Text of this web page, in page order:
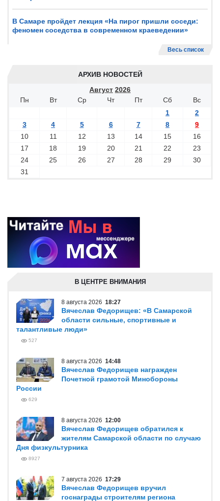
В Самаре пройдет лекция «На пирог пришли соседи:
феномен соседства в современном краеведении»
Весь список
АРХИВ НОВОСТЕЙ
Август 2026
Пн
Вт Ср Чт Пт Сб
Вс
1
2
3
4 5 6 7 8
9
10
11 12 13 14 15
16
17
18 19 20 21 22
23
24
25 26 27 28 29
30
31
В ЦЕНТРЕ ВНИМАНИЯ
8 августа 2026 18:27
Вячеслав Федорищев: «В Самарской
области сильные, спортивные и
талантливые люди»
527
8 августа 2026 14:48
Вячеслав Федорищев награжден
Почетной грамотой Минобороны
России
629
8 августа 2026 12:00
Вячеслав Федорищев обратился к
жителям Самарской области по случаю
Дня физкультурника
8927
7 августа 2026 17:29
Вячеслав Федорищев вручил
госнаграды строителям региона